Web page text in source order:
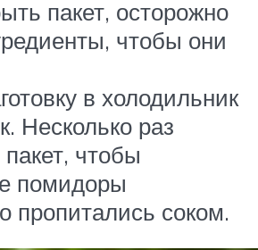
пакет, осторожно
чтобы они
в холодильник
Несколько раз
чтобы
помидоры
пропитались соком.